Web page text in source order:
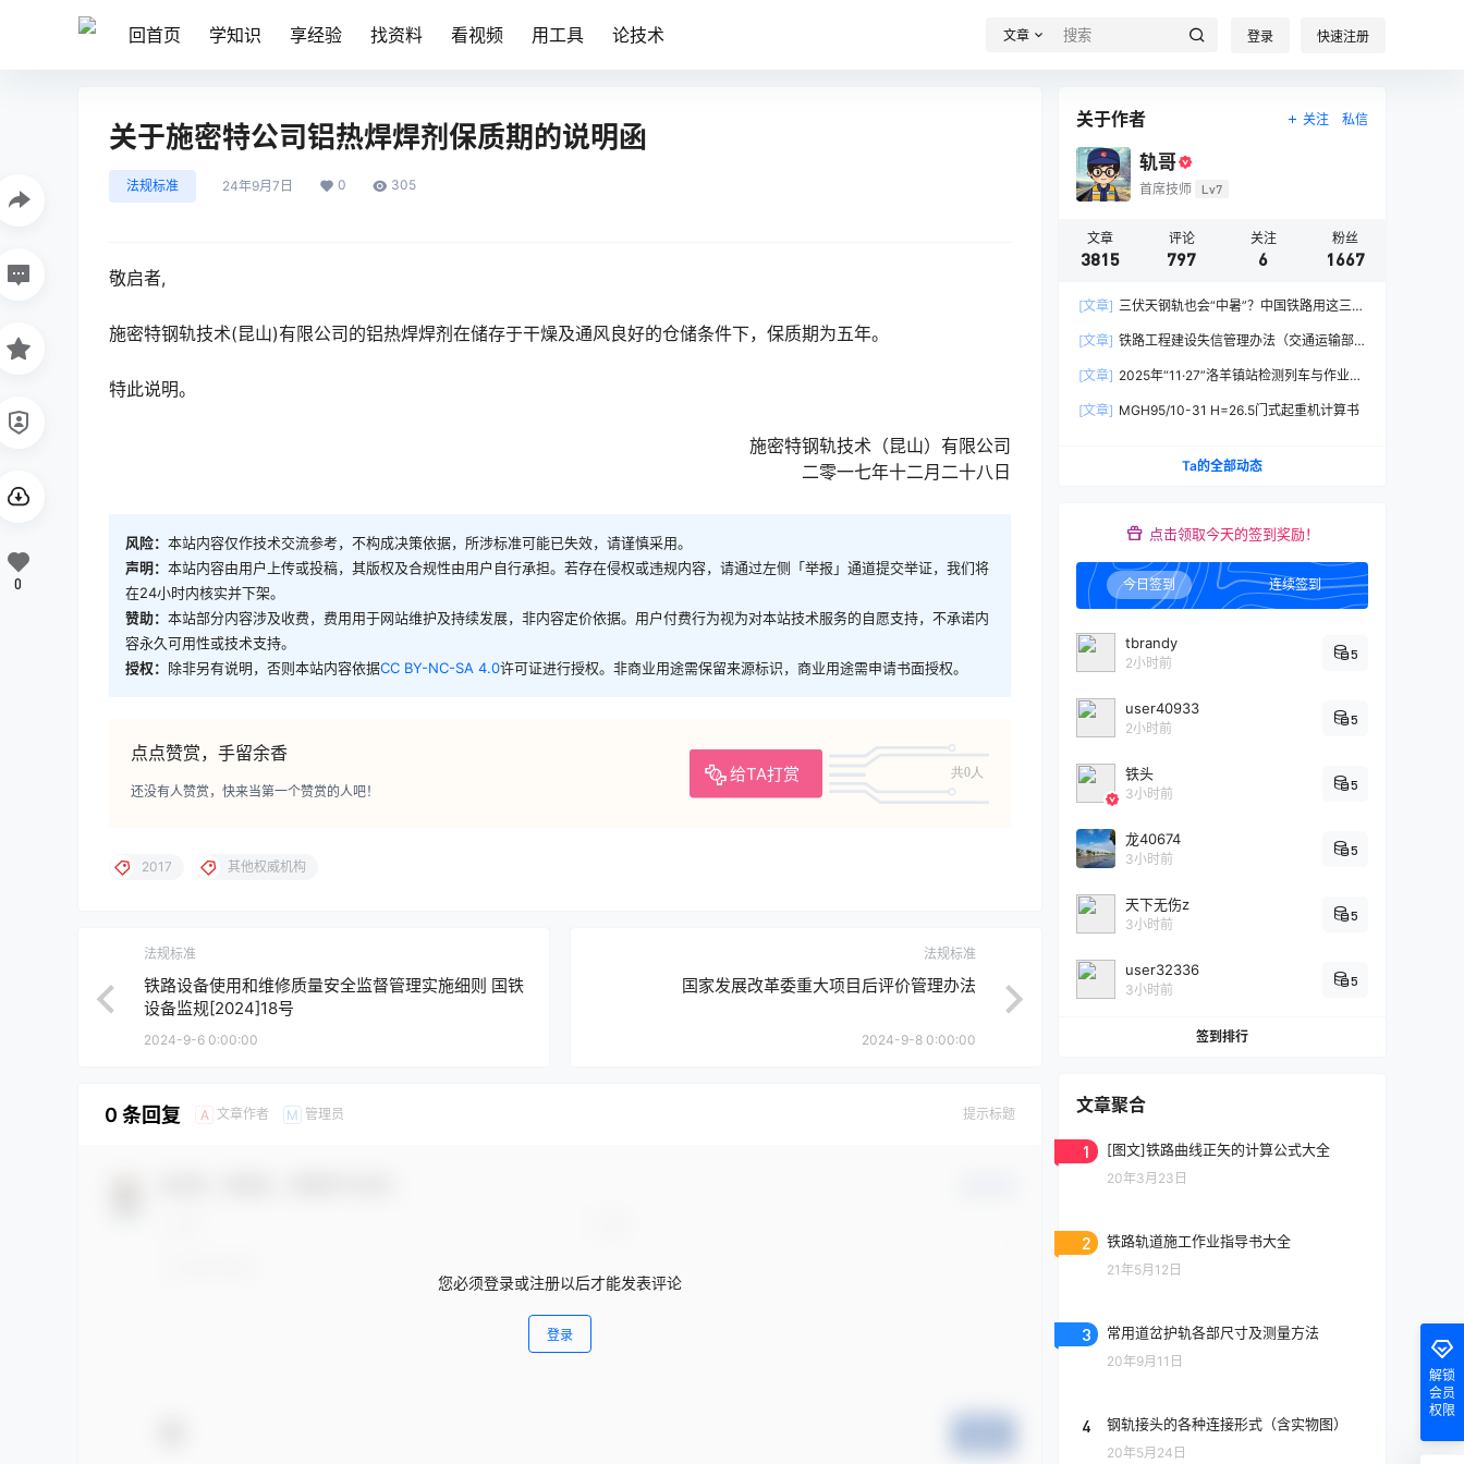
回首页 学知识 享经验 找资料 看视频 用工具 论技术 文章 登录 快速注册
关于施密特公司铝热焊焊剂保质期的说明函
法规标准 24年9月7日 0 305
敬启者,
施密特钢轨技术(昆山)有限公司的铝热焊焊剂在储存于干燥及通风良好的仓储条件下，保质期为五年。
特此说明。
施密特钢轨技术（昆山）有限公司
二零一七年十二月二十八日
风险： 本站内容仅作技术交流参考，不构成决策依据，所涉标准可能已失效，请谨慎采用。
声明： 本站内容由用户上传或投稿，其版权及合规性由用户自行承担。若存在侵权或违规内容，请通过左侧「举报」通道提交举证，我们将
在24小时内核实并下架。
赞助： 本站部分内容涉及收费，费用用于网站维护及持续发展，非内容定价依据。用户付费行为视为对本站技术服务的自愿支持，不承诺内
容永久可用性或技术支持。
授权： 除非另有说明，否则本站内容依据CC BY-NC-SA 4.0许可证进行授权。非商业用途需保留来源标识，商业用途需申请书面授权。
点点赞赏，手留余香
给TA打赏 共0人
还没有人赞赏，快来当第一个赞赏的人吧！
0
2017 其他权威机构
法规标准
铁路设备使用和维修质量安全监督管理实施细则 国铁
设备监规[2024]18号
2024-9-6 0:00:00
法规标准
国家发展改革委重大项目后评价管理办法
2024-9-8 0:00:00
0 条回复 A 文章作者 M 管理员 提示标题
您必须登录或注册以后才能发表评论
登录
关于作者 关注 私信
轨哥
首席技师 Lv7
文章
3815
评论
797
关注
6
粉丝
1667
[文章] 三伏天钢轨也会“中暑”？中国铁路用这三招
[文章] 铁路工程建设失信管理办法（交通运输部
[文章] 2025年“11·27”洛羊镇站检测列车与作业人
[文章] MGH95/10-31 H=26.5门式起重机计算书
Ta的全部动态
点击领取今天的签到奖励！
今日签到 连续签到
tbrandy
2小时前
5
user40933
2小时前
5
铁头
3小时前
5
龙40674
3小时前
5
天下无伤z
3小时前
5
user32336
3小时前
5
签到排行
文章聚合
1 [图文]铁路曲线正矢的计算公式大全
20年3月23日
2 铁路轨道施工作业指导书大全
21年5月12日
3 常用道岔护轨各部尺寸及测量方法
20年9月11日
4 钢轨接头的各种连接形式（含实物图）
20年5月24日
解锁
会员
权限